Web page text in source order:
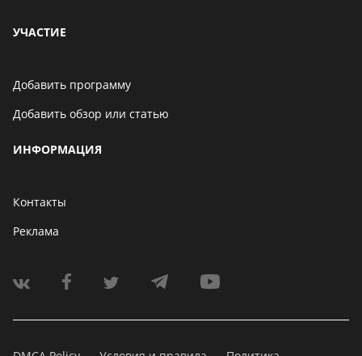
УЧАСТИЕ
Добавить программу
Добавить обзор или статью
ИНФОРМАЦИЯ
Контакты
Реклама